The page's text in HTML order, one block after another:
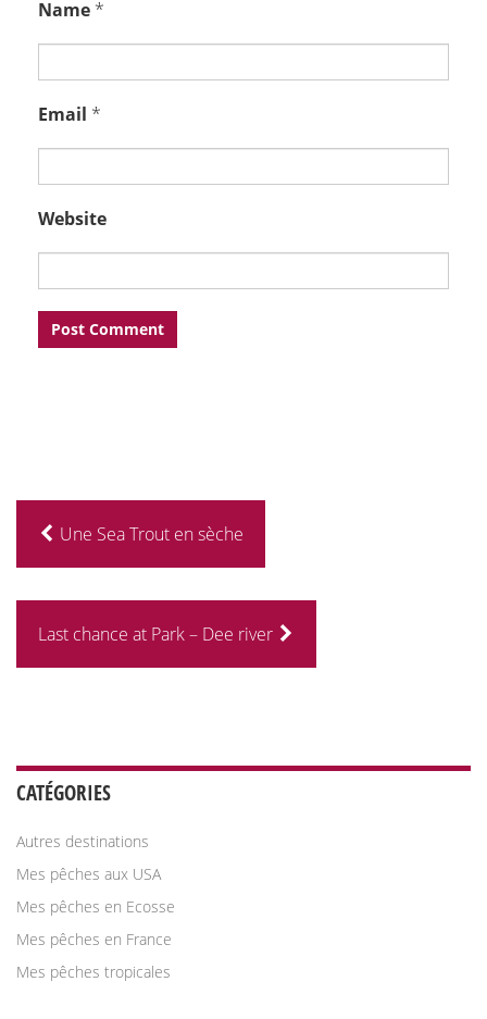
Name *
Email *
Website
Une Sea Trout en sèche
Last chance at Park – Dee river
CATÉGORIES
Autres destinations
Mes pêches aux USA
Mes pêches en Ecosse
Mes pêches en France
Mes pêches tropicales